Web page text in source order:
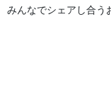
みんなでシェアし合う